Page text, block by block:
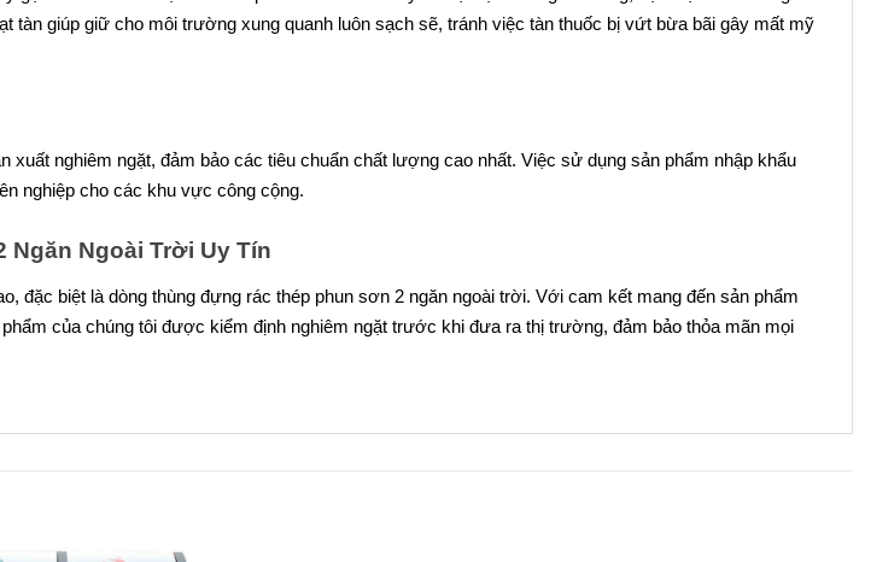
giúp giữ cho môi trường xung quanh luôn sạch sẽ, tránh việc tàn thuốc bị vứt bừa bãi gây mất mỹ
nghiêm ngặt, đảm bảo các tiêu chuẩn chất lượng cao nhất. Việc sử dụng sản phẩm nhập khẩu
nghiệp cho các khu vực công cộng.
Ngoài Trời Uy Tín
đặc biệt là dòng thùng đựng rác thép phun sơn 2 ngăn ngoài trời. Với cam kết mang đến sản phẩm
của chúng tôi được kiểm định nghiêm ngặt trước khi đưa ra thị trường, đảm bảo thỏa mãn mọi